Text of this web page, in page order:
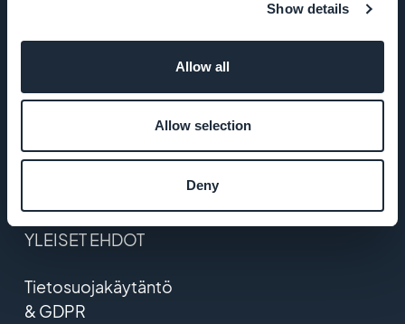
Show details
Allow all
Allow selection
Deny
Startup Studio
Työpaikat
YLEISET EHDOT
Tietosuojakäytäntö
& GDPR